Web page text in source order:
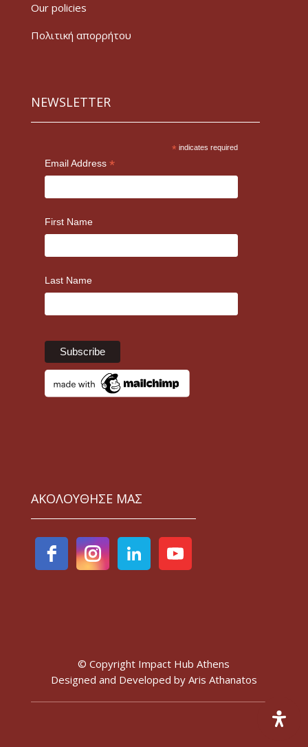
Our policies
Πολιτική απορρήτου
NEWSLETTER
* indicates required
Email Address *
First Name
Last Name
ΑΚΟΛΟΥΘΗΣΕ ΜΑΣ
© Copyright Impact Hub Athens
Designed and Developed by Aris Athanatos